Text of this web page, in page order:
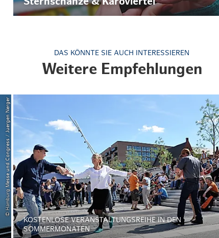
DAS KÖNNTE SIE AUCH INTERESSIEREN
Weitere Empfehlungen
© Hamburg Messe und Congress / Juergen Nerger
KOSTENLOSE VERANSTALTUNGSREIHE IN DEN
SOMMERMONATEN